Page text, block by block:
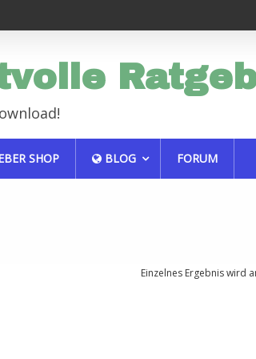
SHOP BLOG FORUM
Einzelnes Ergebnis wird